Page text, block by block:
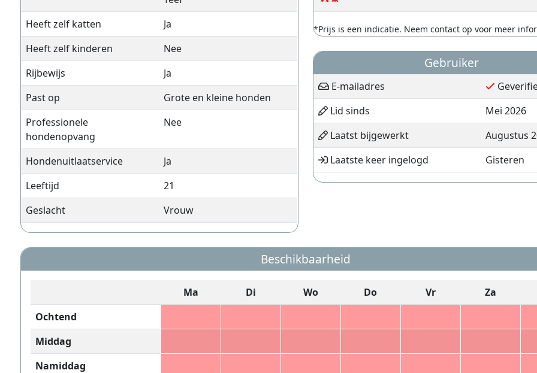
Heeft zelf katten
Ja
Heeft zelf kinderen
Nee
Rijbewijs
Ja
Past op
Grote en kleine honden
Professionele
hondenopvang
Nee
Hondenuitlaatservice
Ja
Leeftijd
21
Geslacht
Vrouw
*Prijs is een indicatie. Neem contact op voor meer
Gebruiker
E-mailadres
Lid sinds
Mei 2026
Laatst bijgewerkt
Augustus
Laatste keer ingelogd
Gisteren
Beschikbaarheid
Ma Di Wo Do Vr
Za
Ochtend
Middag
Namiddag